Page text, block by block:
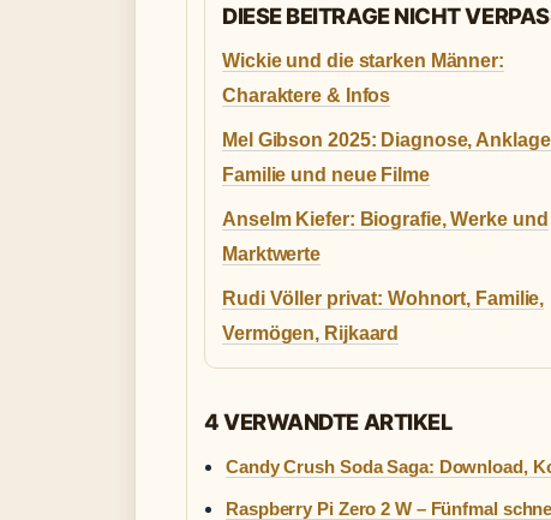
DIESE BEITRAGE NICHT
Wickie und die starken Männer:
Charaktere & Infos
Mel Gibson 2025: Diagnose,
Familie und neue Filme
Anselm Kiefer: Biografie, Werke und
Marktwerte
Rudi Völler privat: Wohnort, Familie,
Vermögen, Rijkaard
4 VERWANDTE ARTIKEL
Candy Crush Soda Saga: Download,
Raspberry Pi Zero 2 W – Fünfmal